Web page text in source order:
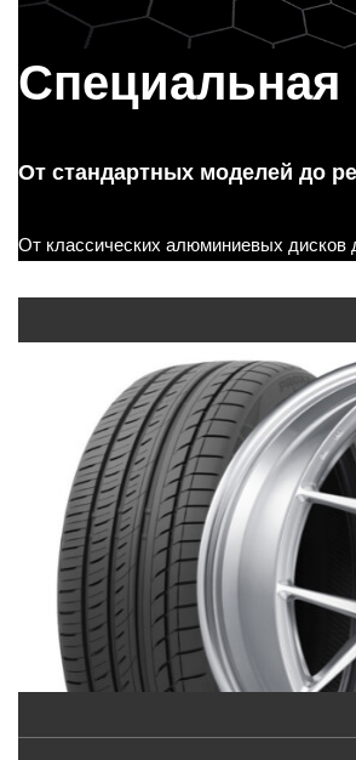
у
Специальная
От стандартных моделей до
От классических алюминиевых дисков